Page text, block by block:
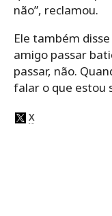
não”, reclamou.
Ele também
amigo passar
passar, não.
falar o que estou